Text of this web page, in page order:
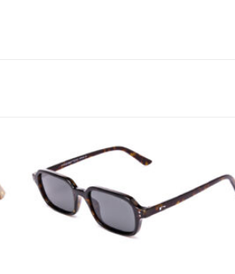
Gafas
de sol